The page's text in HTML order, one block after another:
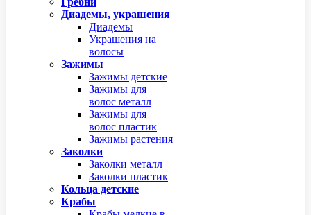
Диадемы, украшения
Диадемы
Украшения на
волосы
Зажимы
Зажимы детские
Зажимы для
волос металл
Зажимы для
волос пластик
Зажимы растения
Заколки
Заколки металл
Заколки пластик
Кольца детские
Крабы